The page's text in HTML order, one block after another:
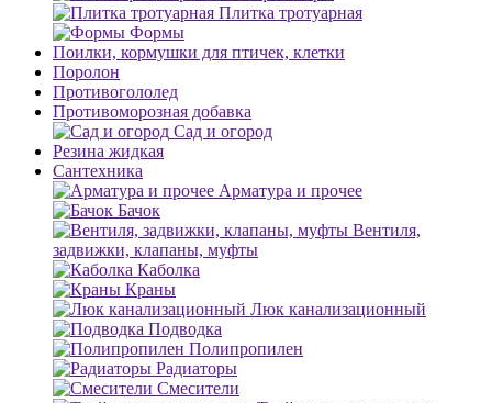
Плитка тротуарная
Формы
Поилки, кормушки для птичек, клетки
Поролон
Противогололед
Противоморозная добавка
Сад и огород
Резина жидкая
Сантехника
Арматура и прочее
Бачок
Вентиля,
задвижки, клапаны, муфты
Каболка
Краны
Люк канализационный
Подводка
Полипропилен
Радиаторы
Смесители